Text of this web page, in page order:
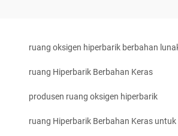
ruang oksigen hiperbarik berbahan
ruang Hiperbarik Berbahan Keras
produsen ruang oksigen hiperbarik
ruang Hiperbarik Berbahan Keras untuk